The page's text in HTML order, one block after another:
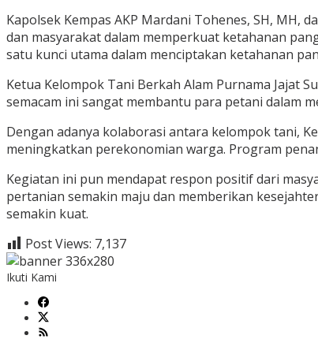
Kapolsek Kempas AKP Mardani Tohenes, SH,
dan masyarakat dalam memperkuat ketahanan
satu kunci utama dalam menciptakan ketahanan
Ketua Kelompok Tani Berkah Alam Purnama Jajat
semacam ini sangat membantu para petani dalam
Dengan adanya kolaborasi antara kelompok tani,
meningkatkan perekonomian warga. Program
Kegiatan ini pun mendapat respon positif dari
pertanian semakin maju dan memberikan
semakin kuat.
Post Views: 7,137
Ikuti Kami